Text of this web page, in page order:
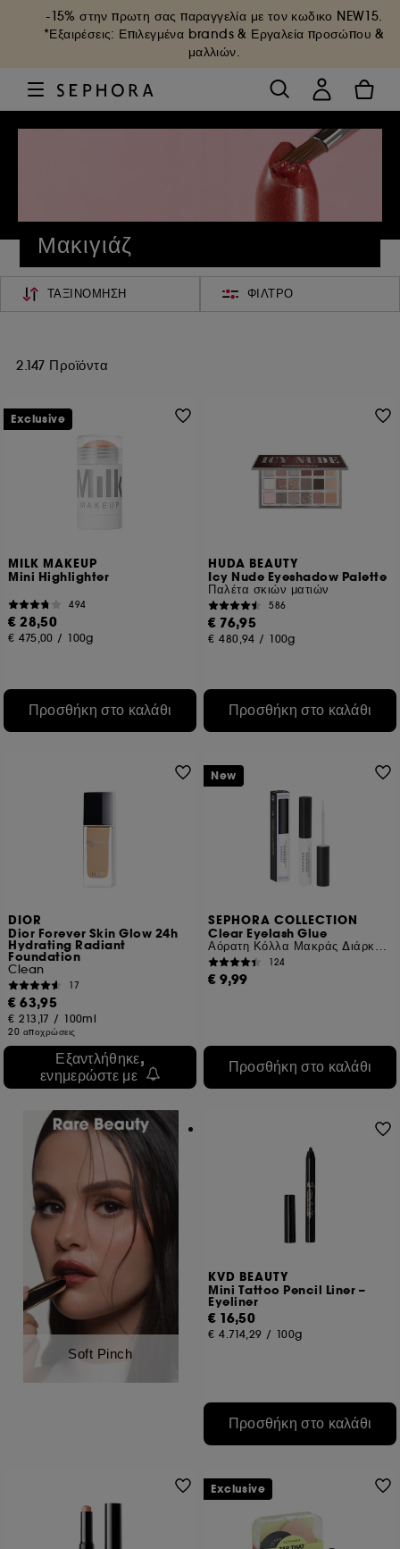
-15% στην πρωτη σας παραγγελία με τον κωδικο NEW15.
*Εξαιρέσεις: Επιλεγμένα brands & Εργαλεία προσώπου &
μαλλιών.
Μακιγιάζ
ΤΑΞΙΝΌΜΗΣΗ ΦΊΛΤΡΟ
2.147 Προϊόντα
MILK MAKEUP
Mini Highlighter
494
€ 28,50
€ 475,00 / 100g
Προσθήκη στο καλάθι
Exclusive
HUDA BEAUTY
Icy Nude Eyeshadow Palette
Παλέτα σκιών ματιών
586
€ 76,95
€ 480,94 / 100g
Προσθήκη στο καλάθι
DIOR
Dior Forever Skin Glow 24h
Hydrating Radiant
Foundation
Clean
17
€ 63,95
€ 213,17 / 100ml
20 αποχρώσεις
Εξαντλήθηκε,
ενημερώστε με
SEPHORA COLLECTION
Clear Eyelash Glue
Αόρατη Κόλλα Μακράς Διάρκειας Για Ψεύτικες Βλεφαρίδες
124
€ 9,99
Προσθήκη στο καλάθι
New
Soft Pinch
KVD BEAUTY
Mini Tattoo Pencil Liner –
Eyeliner
€ 16,50
€ 4.714,29 / 100g
Προσθήκη στο καλάθι
Exclusive